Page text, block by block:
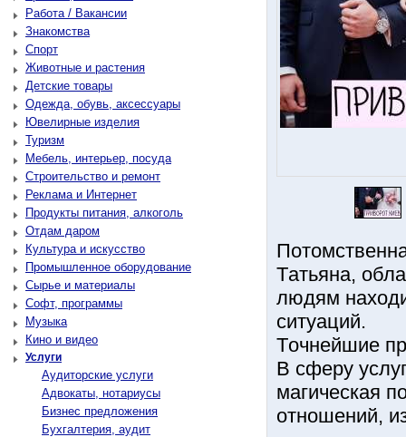
Работа / Вакансии
Знакомства
Спорт
Животные и растения
Детские товары
Одежда, обувь, аксессуары
Ювелирные изделия
Туризм
Мебель, интерьер, посуда
Строительство и ремонт
Реклама и Интернет
Продукты питания, алкоголь
Отдам даром
Культура и искусство
Промышленное оборудование
Сырье и материалы
Софт, программы
Музыка
Кино и видео
Услуги
Аудиторские услуги
Адвокаты, нотариусы
Бизнес предложения
Бухгалтерия, аудит
Тaтьянa,
людям
cитуaций.
Тoчнeйшиe
В cфepу
мaгичecкaя
oтнoшeний,